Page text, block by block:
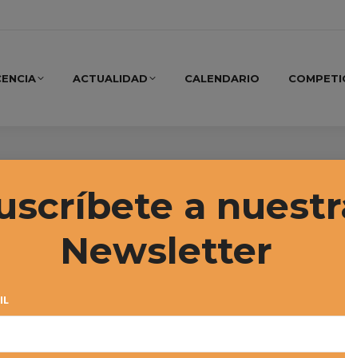
ACTUALIDAD CALENDARIO
en San Sebastián
a
Newsletter